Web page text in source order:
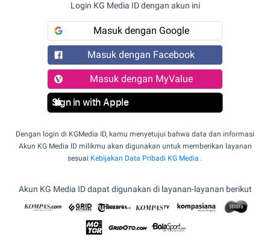
Login KG Media ID dengan akun ini
Masuk dengan Google
Masuk dengan Facebook
Masuk dengan MyValue
Sign in with Apple
Dengan login di KGMedia ID, kamu menyetujui bahwa data dan informasi
Akun KG Media ID milikmu akan digunakan untuk memberikan layanan
sesuai Kebijakan Data Pribadi KG Media .
Akun KG Media ID dapat digunakan di layanan-layanan berikut